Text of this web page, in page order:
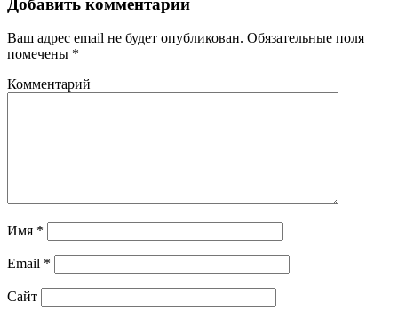
Ваш адрес email не будет опубликован. Обязательные поля
помечены *
Комментарий
Имя *
Email *
Сайт